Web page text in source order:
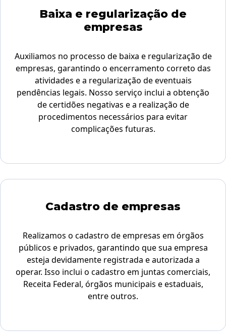
Baixa e regularização de
empresas
Auxiliamos no processo de baixa e regularização de
empresas, garantindo o encerramento correto das
atividades e a regularização de eventuais
pendências legais. Nosso serviço inclui a obtenção
de certidões negativas e a realização de
procedimentos necessários para evitar
complicações futuras.
Cadastro de empresas
Realizamos o cadastro de empresas em órgãos
públicos e privados, garantindo que sua empresa
esteja devidamente registrada e autorizada a
operar. Isso inclui o cadastro em juntas comerciais,
Receita Federal, órgãos municipais e estaduais,
entre outros.